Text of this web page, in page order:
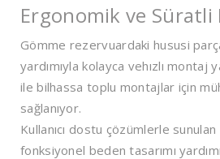
Ergonomik ve Süratli
Gömme rezervuardaki hususi
yardımıyla kolayca vehızlı montaj
ile bilhassa toplu montajlar için
sağlanıyor.
Kullanıcı dostu çözümlerle
fonksiyonel beden tasarımı